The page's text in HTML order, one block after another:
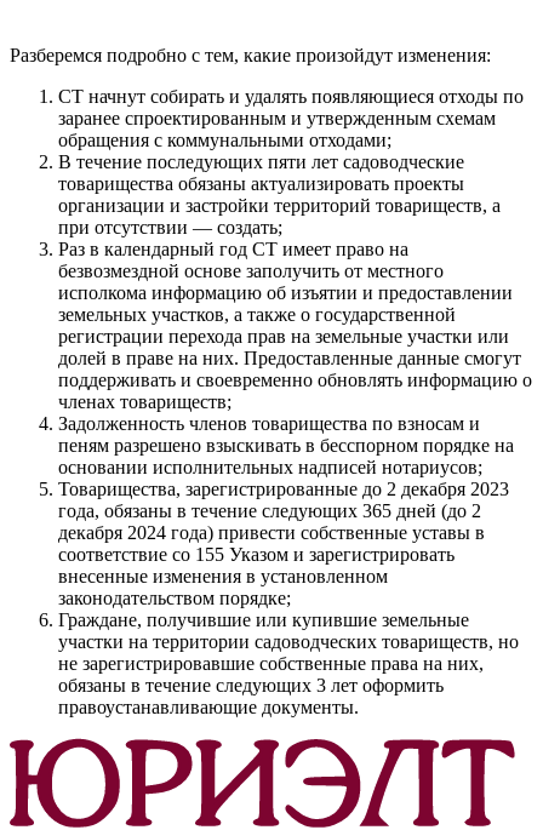
Разберемся подробно с тем, какие произойдут изменения:
СТ начнут собирать и удалять появляющиеся отходы по
заранее спроектированным и утвержденным схемам
обращения с коммунальными отходами;
В течение последующих пяти лет садоводческие
товарищества обязаны актуализировать проекты
организации и застройки территорий товариществ, а
при отсутствии — создать;
Раз в календарный год СТ имеет право на
безвозмездной основе заполучить от местного
исполкома информацию об изъятии и предоставлении
земельных участков, а также о государственной
регистрации перехода прав на земельные участки или
долей в праве на них. Предоставленные данные смогут
поддерживать и своевременно обновлять информацию о
членах товариществ;
Задолженность членов товарищества по взносам и
пеням разрешено взыскивать в бесспорном порядке на
основании исполнительных надписей нотариусов;
Товарищества, зарегистрированные до 2 декабря 2023
года, обязаны в течение следующих 365 дней (до 2
декабря 2024 года) привести собственные уставы в
соответствие со 155 Указом и зарегистрировать
внесенные изменения в установленном
законодательством порядке;
Граждане, получившие или купившие земельные
участки на территории садоводческих товариществ, но
не зарегистрировавшие собственные права на них,
обязаны в течение следующих 3 лет оформить
правоустанавливающие документы.